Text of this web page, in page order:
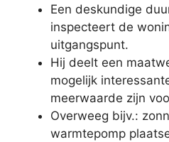
Een deskundige
inspecteert de
uitgangspunt.
Hij deelt een
mogelijk
meerwaarde zijn
Overweeg bijv.:
warmtepomp